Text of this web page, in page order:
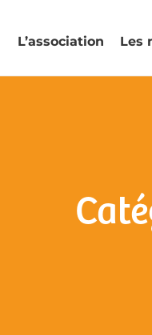
L’association Les